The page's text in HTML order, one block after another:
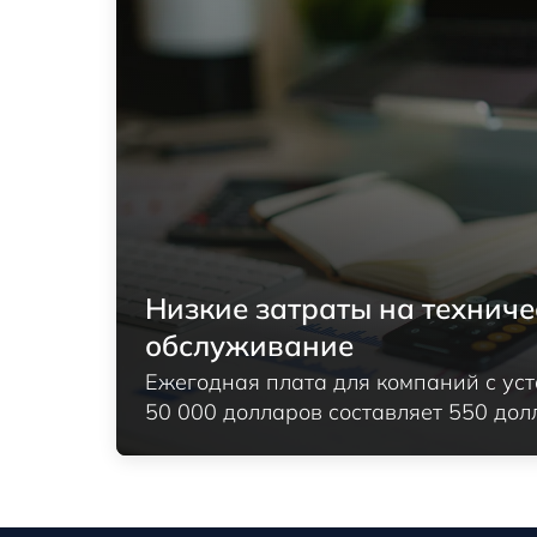
Низкие затраты на
обслуживание
Ежегодная плата для компаний с
50 000 долларов составляет 550